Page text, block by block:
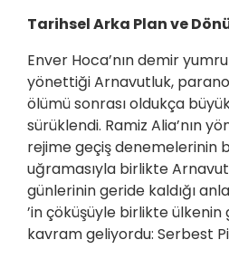
Tarihsel Arka Plan ve
Enver Hoca’nın demir
yönettiği Arnavutluk,
ölümü sonrası oldukça
sürüklendi. Ramiz Alia’nın
rejime geçiş denemelerinin
uğramasıyla birlikte
günlerinin geride kaldığı
’in çöküşüyle birlikte
kavram geliyordu: Serbest